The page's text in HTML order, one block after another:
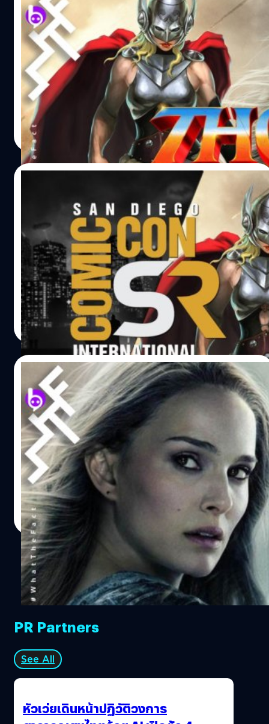
Rabbit กลับมารับหน้าที่กำกับและเขียนบท โดย Chris…
Natalie Portman เผย! Thor 4 : อาจมีการ
ปรับแต่งเรื่องราวของ Jane ให้ต่างจากคอมิก
อย่างที่เราทราบกันก่อนหน้านี้ว่า Natalie Portman จะกลับมา
รับบท Jane Foster ใน Love and Thunder พร้อมกับบทบาท
ใหม่ Thor หญิงใน Love and Thunder Love and Thunder ได้
รับแรงบันดาลใจมาจาก Thor เวอร์ชั่น Comic ในปี 2014 ที่
เขียนโดย Jason Aaron ซึ่งเล่าเรื่องของ Jane ในตอนที่เธอมี
คุณสมบัติที่สามารถยกค้อน Mjolnir ได้ในขณะที่ Thor ไม่
คู่ควร เธอจึงได้รับพลัง กลายเป็นเทพีแห่งสายฟ้า แต่ในขณะ
นั้นเองเธอก็เป็นโรคร้าย มะเร็งเต้านมกำลังทำลายชีวตเธอทีละ
เล็กทีละน้อย และทุกครั้งที่เธอยกค้อน และได้รับพลัง มันจะ
ทำให้มะเร็งคุกคามชีวิตของเธอมากขึ้นเรื่อย ๆ เรื่องราวที่
Aaron เขียนไว้ในคอมิกสร้างความสะเทือนอารมณ์เป็นอย่าง
มาก นั่นยิ่งทำให้ Thor 4 เวอร์ชันภาพยนตร์น่าติดตามมากยิ่ง
ขึ้น เมื่อเร็ว ๆ นี้ Portman กล่าวกับ…
Natnaree TK | 2481 days ago
Read More
Jane Foster จะกลับมาพร้อมกับบทบาทใหม่ใน
Thor : Love and Thunder!
หลังจากที่ Natalie Portman (Jane Foster) ก้าวเข้ามามี
บทบาทในภาพยนตร์ของ MCU ในบทบาทคนรักของเทพเจ้า
สายฟ้า Thor เราก็ได้เห็นการปรากฏตัวของเธอเพียงแค่2 ภาค
เท่านั้นก่อนที่เธอจะโบกมืออำลาภาพยนตร์เรื่องนี้ไปพร้อมกับผู้
กำกับ Patty Jenkins. การกลับมารับบทบาทในจักรวาล MCU
ของเธอในครั้งนี้เธอดูจะไม่ค่อยตื่นเต้นกับมันสักเท่าไหร่แต่
อย่างไรก็ตามในตอนนี้เธอก็ได้รับการยืนยันอย่างเป็นทางการ
จาก Marvel ที่งาน San Giego Comic-Con เรียบร้อยแล้ว
ว่า Natalie Portman จะกลับมาใน Thor : Love and Thunder
พร้อมกับบทบาท Thor เวอร์ชันผู้หญิงอย่างแน่นอน! ใครที่
คิดถึง Jane Foster ละก็อดใจรออีกสักหน่อยเพราะเธอจะกลับ
มาพร้อมสร้างความตื่นตาตื่นใจให้กับแฟนๆใน Thor 4 อย่าง
แน่นอน อ้างอิง พิสูจน์อักษร : สุชยา เกษจำรัส
Natnaree TK | 2574 days ago
Read More
21/07/2019
Natalie Portman จะรับบทเทพเจ้าสายฟ้า
(หญิง) ใน Thor: Love and Thunder
Natalie Portman (นาตาลี พอร์ตแมน) นักแสดงหญิงเจ้าของ
รางวัลออสการ์จาก Black Swan และผู้รับบท Jane Foster
จาก Thor และ Thor: The Dark World ได้ร่วมปรากฏตัวบน
เวทีของ Marvel Studios ภายในงาน San Diego Comic-Con
ประจำปี 2019 โดยได้มีการเปิดเผยว่าเธอจะกลับมาร่วมแสดง
ใน Thor: Love and Thunder ก่อนหน้านี้ไม่นานได้มีรายงานว่า
จะมีการสร้าง Thor ภาคที่ 4 โดย Taika Waititi (ไทกา ไวทีที)
จาก Thor: Ragnarok จะกลับมาร้บหน้าที่กำกับ และ Chris
Hemsworth (คริส เฮมสวอร์ธ) จะกับมารับบทเทพเจ้าสายฟ้า
Thor อีกครั้ง และเปิดเผยเนื้อเรื่องว่าจะอ้างอิงจากคอมิก The
Might Thor…
ปรีดี ฤกษ์วลีกุล| 2574 days ago
Read More
PR Partners
See All
หัวเว่ยเดินหน้าปฏิวัติวงการ